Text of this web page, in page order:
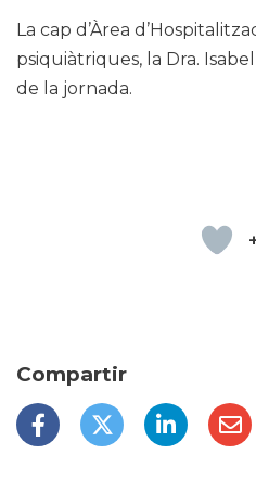
La cap d’Àrea
psiquiàtriques, la Dra.
de la jornada.